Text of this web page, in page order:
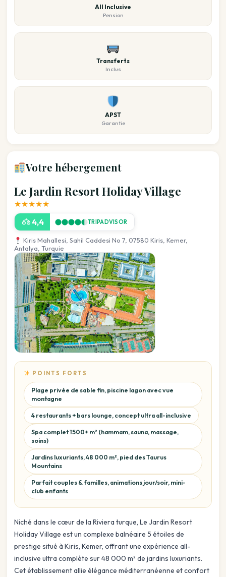
All Inclusive
Pension
Transferts
Inclus
APST
Garantie
Votre hébergement
Le Jardin Resort Holiday Village
★★★★★
4,4
TRIPADVISOR
Kiris Mahallesi, Sahil Caddesi No 7, 07580 Kiris, Kemer,
Antalya, Turquie
POINTS FORTS
Plage privée de sable fin, piscine lagon avec vue
montagne
4 restaurants + bars lounge, concept ultra all-inclusive
Spa complet 1500+ m² (hammam, sauna, massage,
soins)
Jardins luxuriants, 48 000 m², pied des Taurus
Mountains
Parfait couples & familles, animations jour/soir, mini-
club enfants
Niché dans le cœur de la Riviera turque, Le Jardin Resort
Holiday Village est un complexe balnéaire 5 étoiles de
prestige situé à Kiris, Kemer, offrant une expérience all-
inclusive ultra complète sur 48 000 m² de jardins luxuriants.
Cet établissement allie élégance méditerranéenne et confort